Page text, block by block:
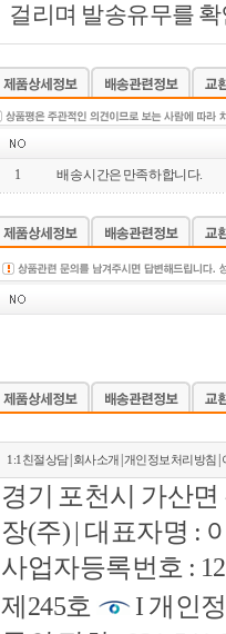
걸리며 발송유무를
1 배송 시간은 만족하합니다.
1:1친절상담| 회사소개 개인정보처리방침
경기 포천시 가산
장(주) | 대표자명 :
사업자등록번호 :
제245호
I 개인